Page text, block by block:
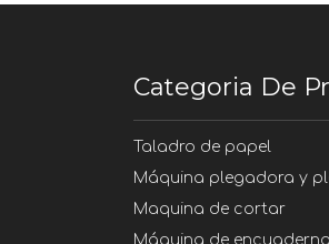
Categoria De
Taladro de papel
Máquina plegadora y
Maquina de cortar
Máquina de